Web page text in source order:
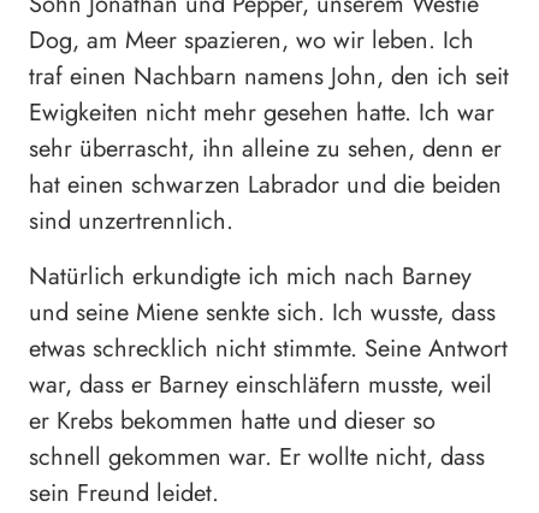
Dog, am Meer spazieren, wo wir leben. Ich
traf einen Nachbarn namens John, den ich seit
Ewigkeiten nicht mehr gesehen hatte. Ich war
sehr überrascht, ihn alleine zu sehen, denn er
hat einen schwarzen Labrador und die beiden
sind unzertrennlich.
Natürlich erkundigte ich mich nach Barney
und seine Miene senkte sich. Ich wusste, dass
etwas schrecklich nicht stimmte. Seine Antwort
war, dass er Barney einschläfern musste, weil
er Krebs bekommen hatte und dieser so
schnell gekommen war. Er wollte nicht, dass
sein Freund leidet.